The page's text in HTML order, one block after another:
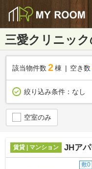
三愛クリニッ
該当物件数 2棟 空き数
絞り込み条件： なし
空室のみ
賃貸 | マンション JHア
敷0